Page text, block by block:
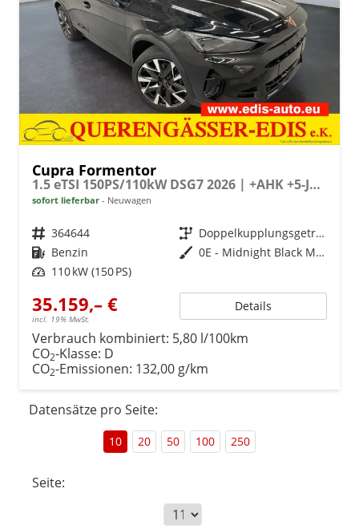
Cupra Formentor
1.5 eTSI 150PS/110kW DSG7 2026 | +AHK +5-Jahre Erw. Garantie +NAVI +UPGRADE-Paket
sofort lieferbar Neuwagen
Fahrzeugnr. 364644 Getriebe
Doppelkupplungsgetriebe (DSG)
Kraftstoff Benzin Außenfarbe
0E - Midnight Black Met.
Leistung 110 kW (150 PS)
35.159,– €
incl. 19% MwSt.
Details
Verbrauch kombiniert: 5,80 l/100km
CO2-Klasse: D
CO2-Emissionen: 132,00 g/km
Datensätze pro Seite:
10 20 50 100 250
Seite: